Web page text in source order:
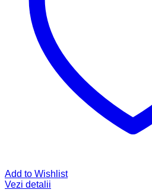
Add to Wishlist
Vezi detalii